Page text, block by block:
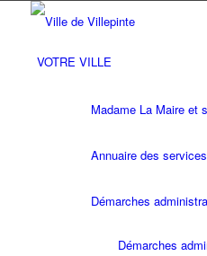
VOTRE VILLE
Madame La Maire et
Annuaire des services
Démarches
Démarches